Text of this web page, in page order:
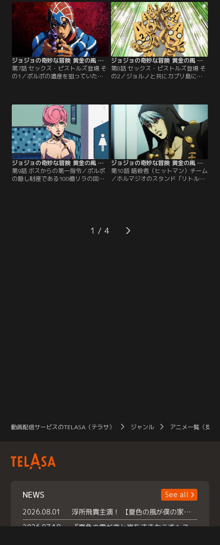
パンナコッタ・フーゴと出会う。ジ
ョルノを迎え入れたブチャラティチ
ームの一行は、ポルポの隠し財産の
100億リラを回収するため、カプリ
島へと向かう。
暴くために、ジョルノは自ら攻撃を
受ける。新入りを信用していないア
バッキオだったが、ジョルノが覚悟
を証明したことで、アバッキオはス
タンド「ムーディー・ブルース」を
発動。
ジョジョの奇妙な冒険 黄金の風 第07話
第7話 セックス・ピストルズ登場 そ
の1／ポルポの遺産を狙っていた組
敗れる前に、ブチャラティたちがカ
プリ島へ向かっていることを仲間の
男に無線で連絡していた。その男が
すでにカプリ島で待ち伏せしている
ことを知ったジョルノとミスタ
は…。
ジョジョの奇妙な冒険 黄金の風 第08話
第8話 セックス・ピストルズ登場 そ
の2／ジョルノと共にカプリ島に上
力で撃った弾丸を操作し攻撃する
が、サーレーのスタンド「クラフ
ト・ワーク」の前に苦戦を強いられ
る。なんとか反撃を試みるミスタだ
ったが、彼の手元には弾丸が「4
発」しか残っておらず…。
ジョジョの奇妙な冒険 黄金の風 第09話
第9話 ボスからの第一指令／ポルポ
の隠し財産である100億リラの回収
に成功したブチャラティたち。そん
っそくボスからの命令を伝える。そ
の内容は、ボスの娘トリッシュ・ウ
ジョジョの奇妙な冒険 黄金の風 第10話
第10話 暗殺者（ヒットマン）チーム
／ホルマジオのスタンド「リトル・
に追い詰められる中、ホルマジオは
「暗殺者チーム」がボスから受けた
1
動画配信サービスのTELASA（テラサ） ジャンル アニメ一覧（見放
NEWS
See all
2026.08.01
浮所飛貴主演！ 【夏色の風が僕の家にやってきた】 本日よりテラサで独占配信スタート！
2026.07.18
『夏色の雲が恋と嵐をまきおこす』スペシャルメイキング 【Part1】2026年７月18日（土）23時30分～配信スタート！話題のシーンの裏側を大公開！豪華キャスト大集合！ 『武宮家 真夏の家族会議』開催！